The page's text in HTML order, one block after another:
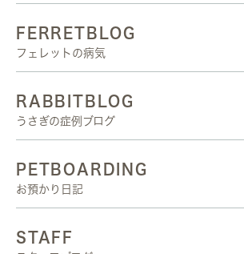
FERRETBLOG
フェレットの病気
RABBITBLOG
うさぎの症例ブログ
PETBOARDING
お預かり日記
STAFF